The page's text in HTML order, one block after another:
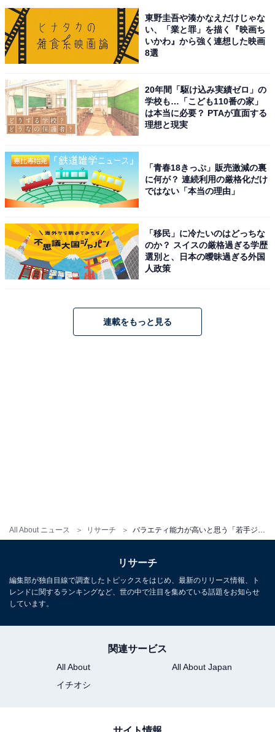
All About ニュース リサーチ バラエティ能力が高いと思う「若手ジャニーズ」ランキング！ 2位「ジェシー」を大差で抑えた1位は？
東野圭吾や湊かなえだけじゃな
い、「業と罪」を描く『映画ち
いかわ』から強く連想した映画
8選
20年間「駆け込み実績ゼロ」の
学校も…「こども110番の家」
は本当に必要？ PTAが直面する
理想と現実
「青春18きっぷ」販売激減の裏
に何が？ 連続利用の厳格化だけ
ではない「本当の理由」
「移民」に冷たいのはどっちな
のか？ スイスの厳格過ぎる学歴
選別と、日本の曖昧過ぎる外国
人政策
連載をもっと見る
リサーチ
編集部が独自目線で調査したトピックスをはじめ、最新のリリース情報、ト
レンドに関するランキングなど、世の中で注目を集めている話題をお知らせ
しています。
関連サービス
All About
All About Japan
イチオシ